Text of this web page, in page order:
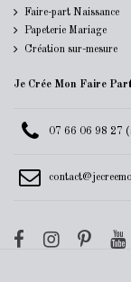
Faire-part Naissance
Papeterie Mariage
Création sur-mesure
Je Crée Mon Faire Part
07 66 06 98 27